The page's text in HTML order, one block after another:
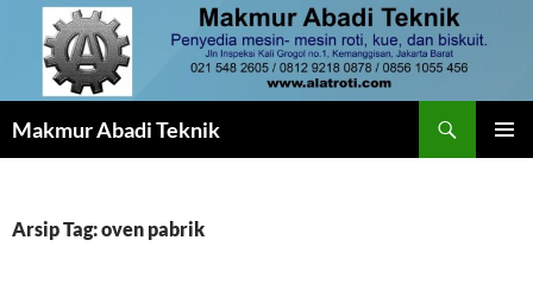
Langsung
Makmur Abadi Teknik
Arsip Tag: oven pabrik